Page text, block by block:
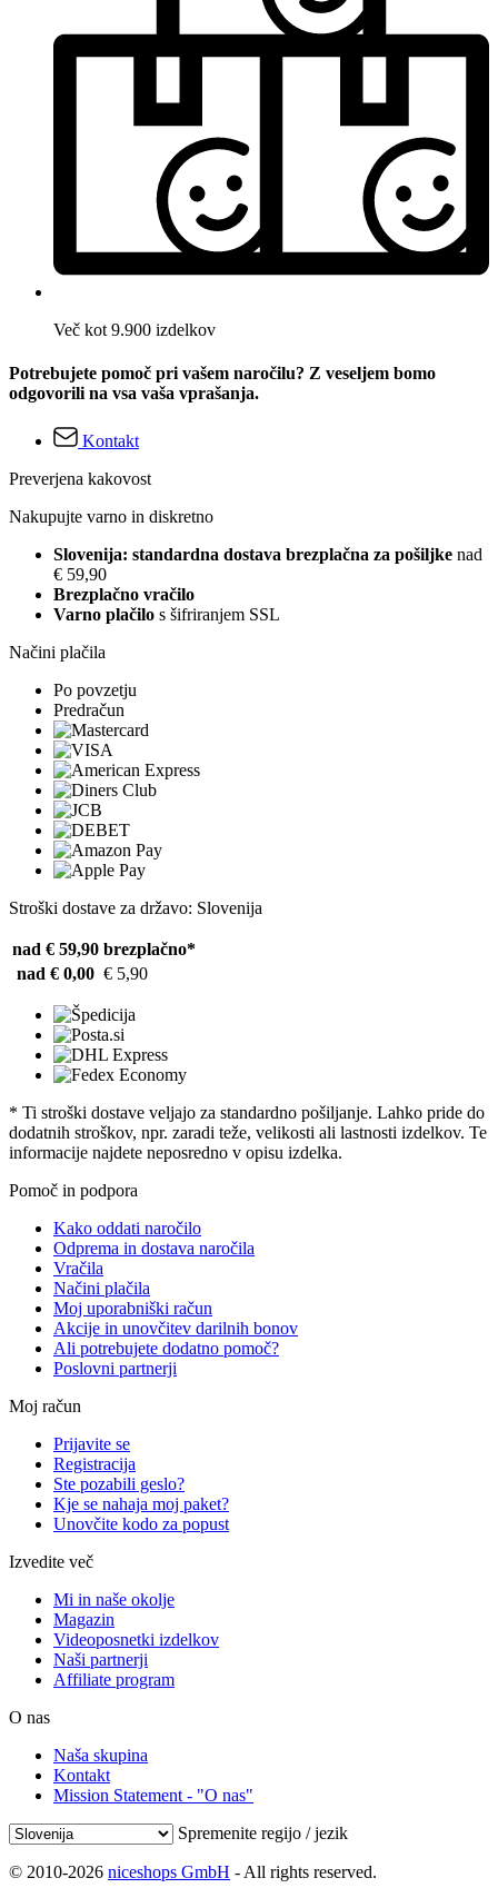
Več kot 9.900 izdelkov
Potrebujete pomoč pri vašem naročilu? Z veseljem bomo
odgovorili na vsa vaša vprašanja.
Kontakt
Preverjena kakovost
Nakupujte varno in diskretno
Slovenija: standardna dostava brezplačna za pošiljke nad
€ 59,90
Brezplačno vračilo
Varno plačilo s šifriranjem SSL
Načini plačila
Po povzetju
Predračun
Stroški dostave za državo: Slovenija
nad € 59,90 brezplačno*
nad € 0,00 € 5,90
* Ti stroški dostave veljajo za standardno pošiljanje. Lahko pride do
dodatnih stroškov, npr. zaradi teže, velikosti ali lastnosti izdelkov. Te
informacije najdete neposredno v opisu izdelka.
Pomoč in podpora
Kako oddati naročilo
Odprema in dostava naročila
Vračila
Načini plačila
Moj uporabniški račun
Akcije in unovčitev darilnih bonov
Ali potrebujete dodatno pomoč?
Poslovni partnerji
Moj račun
Prijavite se
Registracija
Ste pozabili geslo?
Kje se nahaja moj paket?
Unovčite kodo za popust
Izvedite več
Mi in naše okolje
Magazin
Videoposnetki izdelkov
Naši partnerji
Affiliate program
O nas
Naša skupina
Kontakt
Mission Statement - "O nas"
Spremenite regijo / jezik
© 2010-2026 niceshops GmbH - All rights reserved.